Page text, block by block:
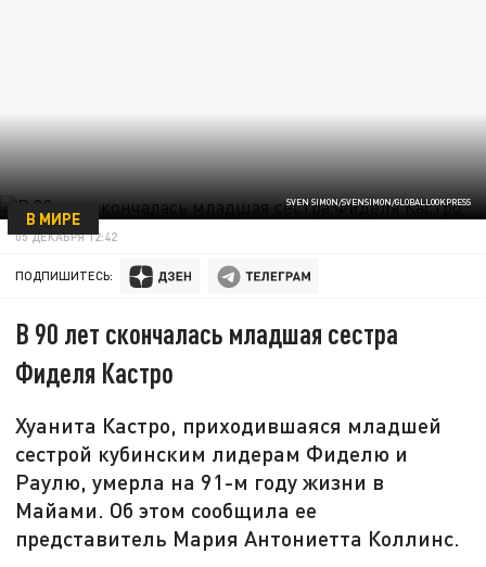
SVEN SIMON/SVENSIMON/GLOBALLOOKPRESS
В МИРЕ
05 ДЕКАБРЯ 12:42
ПОДПИШИТЕСЬ:
В 90 лет скончалась младшая сестра
Фиделя Кастро
Хуанита Кастро, приходившаяся младшей
сестрой кубинским лидерам Фиделю и
Раулю, умерла на 91-м году жизни в
Майами. Об этом сообщила ее
представитель Мария Антониетта Коллинс.